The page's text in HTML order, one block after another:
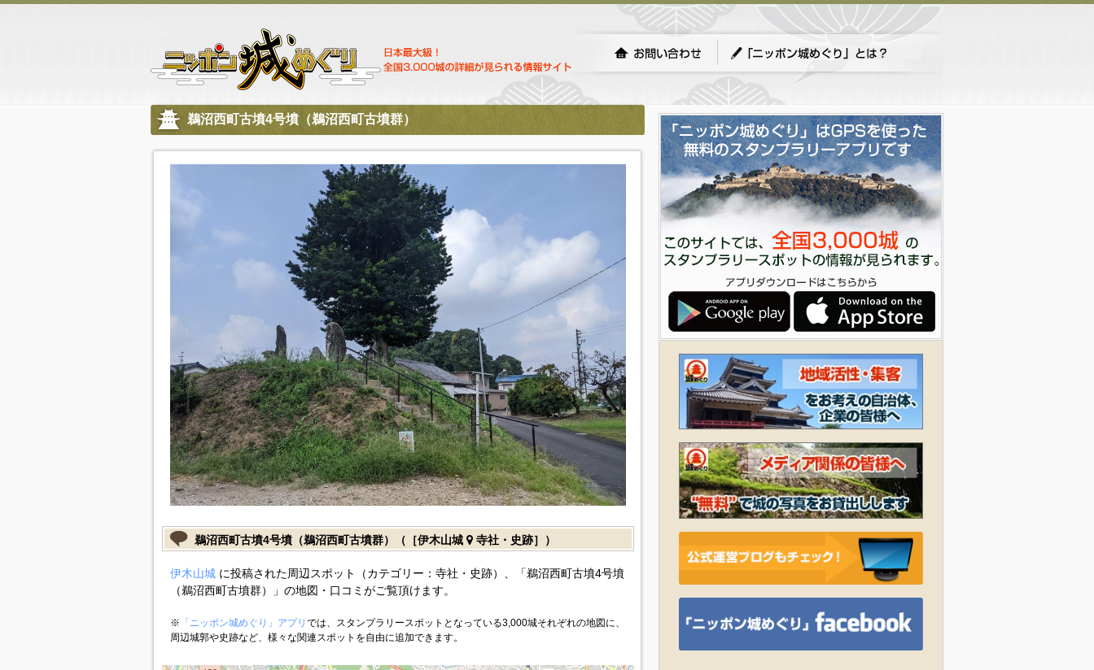
鵜沼西町古墳4号墳（鵜沼西町古墳群）
鵜沼西町古墳4号墳（鵜沼西町古墳群）（［伊木山城 寺社・史跡］）
伊木山城に投稿された周辺スポット（カテゴリー：寺社・史跡）、「鵜沼西町古墳4号墳
（鵜沼西町古墳群）」の地図・口コミがご覧頂けます。
※ 「ニッポン城めぐり」アプリ では、スタンプラリースポットとなっている3,000城それぞれの地図に、
周辺城郭や史跡など、様々な関連スポットを自由に追加できます。